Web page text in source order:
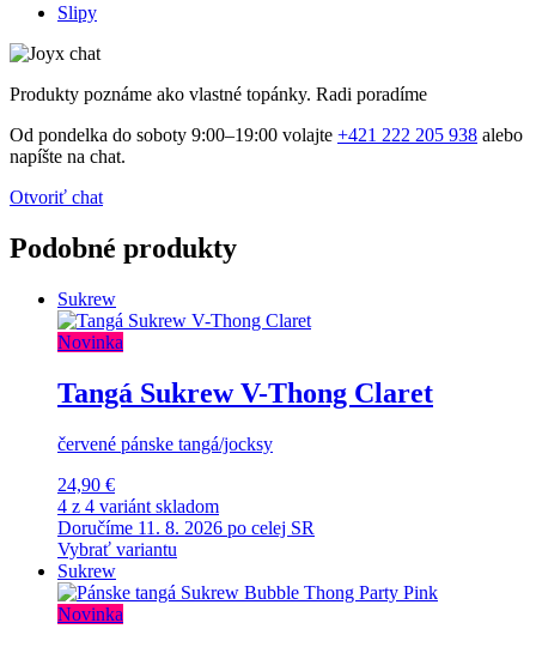
Slipy
Produkty poznáme ako vlastné topánky. Radi poradíme
Od pondelka do soboty 9:00–19:00 volajte +421 222 205 938 alebo
napíšte na chat.
Otvoriť chat
Podobné produkty
Sukrew
Novinka
Tangá Sukrew V-Thong Claret
červené pánske tangá/jocksy
24,90 €
4 z 4 variánt skladom
Doručíme 11. 8. 2026 po celej SR
Vybrať variantu
Sukrew
Novinka